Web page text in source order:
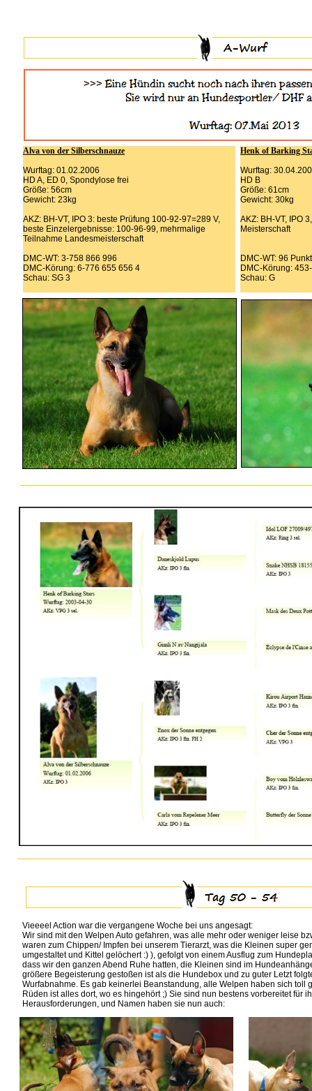
Alva von der Silberschnauze
Wurftag: 01.02.2006
HD A, ED 0, Spondylose frei
Größe: 56cm
Gewicht: 23kg
AKZ: BH-VT, IPO 3: beste Prüfung 100-92-97=289 V,
beste Einzelergebnisse: 100-96-99, mehrmalige
Teilnahme Landesmeisterschaft
DMC-WT: 3-758 866 996
DMC-Körung: 6-776 655 656 4
Schau: SG 3
Henk of Barking
Wurftag:
HD B
Größe: 61cm
Gewicht: 30kg
AKZ: BH-VT, IPO
Meisterschaft
DMC-WT: 96
DMC-Körung:
Schau: G
Vieeeel Action war die vergangene Woche bei uns angesagt:
Wir sind mit den Welpen Auto gefahren, was alle mehr oder weniger leise
waren zum Chippen/ Impfen bei unserem Tierarzt, was die Kleinen super
umgestaltet und Kittel gelöchert :) ), gefolgt von einem Ausflug zum
dass wir den ganzen Abend Ruhe hatten, die Kleinen sind im
größere Begeisterung gestoßen ist als die Hundebox und zu guter Letzt
Wurfabnahme. Es gab keinerlei Beanstandung, alle Welpen haben sich toll
Rüden ist alles dort, wo es hingehört ;) Sie sind nun bestens vorbereitet für
Herausforderungen, und Namen haben sie nun auch: